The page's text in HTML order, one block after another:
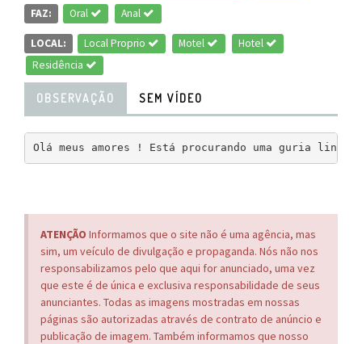
FAZ: Oral Anal
LOCAL: Local Proprio Motel
Hotel
Residência
OBSERVAÇÃO SEM VÍDEO
Olá meus amores ! Está procurando uma guria
ATENÇÃO Informamos que o site não é uma agência, mas
sim, um veículo de divulgação e propaganda. Nós não nos
responsabilizamos pelo que aqui for anunciado, uma vez
que este é de única e exclusiva responsabilidade de seus
anunciantes. Todas as imagens mostradas em nossas
páginas são autorizadas através de contrato de anúncio e
publicação de imagem. Também informamos que nosso